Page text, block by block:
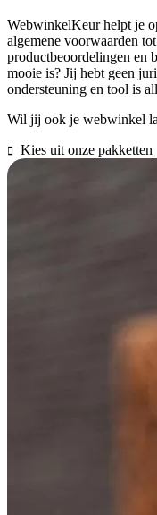
WebwinkelKeur helpt je
algemene voorwaarden
productbeoordelingen en
mooie is? Jij hebt geen
ondersteuning en tool is
Wil jij ook je webwinkel
Kies uit onze pakketten